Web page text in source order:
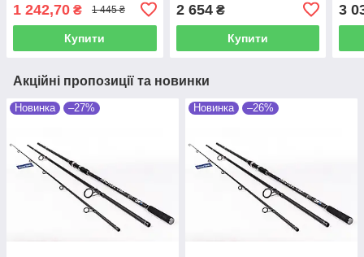
1 242,70 ₴ 1 445 ₴
Купити
2 654₴
Купити
3
Акційні пропозиції та новинки
Новинка –27% Новинка –26%